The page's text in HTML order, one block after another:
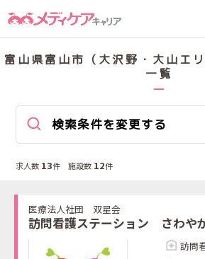
富山県富山市（大沢野・大山エ
一覧
検索条件を変更する
求人数 13件 施設数 12件
医療法人社団 双星会
訪問看護ステーション さわや
訪問